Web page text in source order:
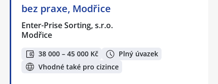
bez praxe, Modřice
Enter-Prise Sorting, s.r.o.
Modřice
38 000 – 45 000 Kč
Plný úvazek
Vhodné také pro cizince